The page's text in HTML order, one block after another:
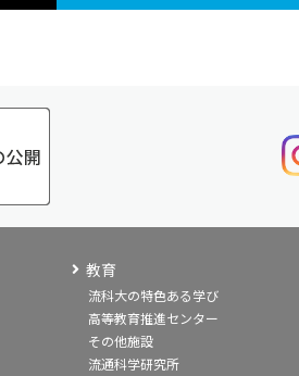
教育
流科大の特色ある学び
高等教育推進センター
その他施設
流通科学研究所